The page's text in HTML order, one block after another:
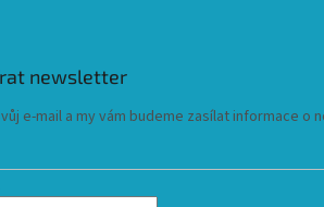
newsletter
e-mail a my vám budeme zasílat informace o